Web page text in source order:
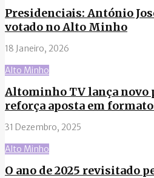
Presidenciais: António
votado no Alto Minho
18 Janeiro, 2026
Alto Minho
Altominho TV lança novo
reforça aposta em
31 Dezembro, 2025
Alto Minho
O ano de 2025 revisitado